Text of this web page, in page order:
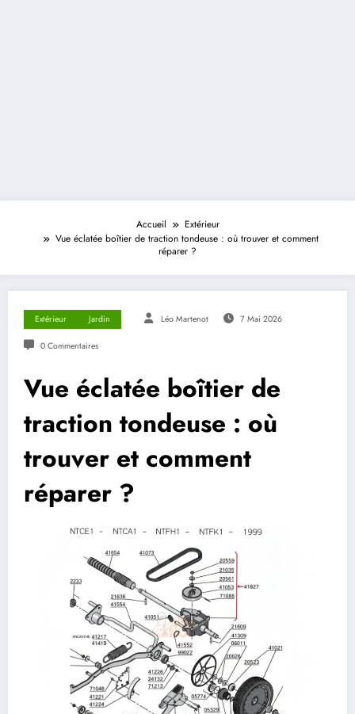
Accueil
Extérieur
Vue éclatée boîtier de traction tondeuse : où trouver et comment
réparer ?
Extérieur Jardin Léo Martenot 7 Mai 2026
0 Commentaires
Vue éclatée boîtier de
traction tondeuse : où
trouver et comment
réparer ?